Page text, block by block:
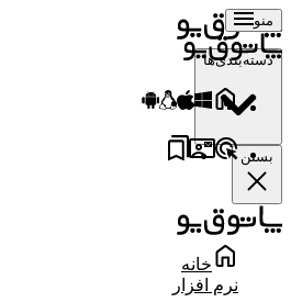
منو
دسته‌بندی‌ها
بستن
خانه
نرم افزار